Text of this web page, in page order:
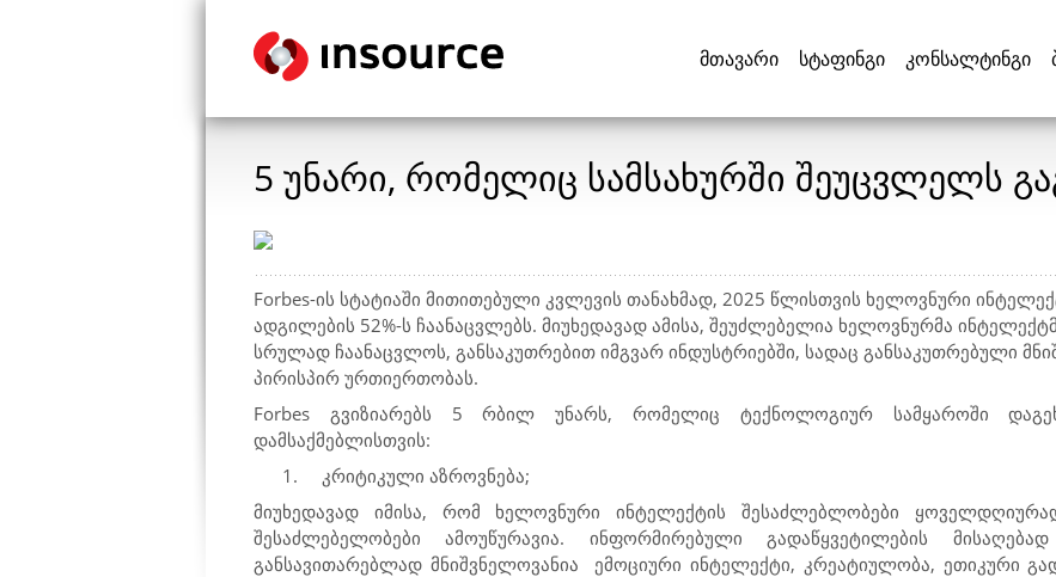
მთავარი სტაფინგი კონსალტინგი
5 უნარი, რომელიც სამსახურში შეუცვლელს
Forbes-ის სტატიაში მითითებული კვლევის თანახმად, 2025 წლისთვის ხელოვნური
ადგილების 52%-ს ჩაანაცვლებს. მიუხედავად ამისა, შეუძლებელია ხელოვნურმა
სრულად ჩაანაცვლოს, განსაკუთრებით იმგვარ ინდუსტრიებში, სადაც განსაკუთრებული
პირისპირ ურთიერთობას.
Forbes გვიზიარებს 5 რბილ უნარს, რომელიც ტექნოლოგიურ სამყაროში
დამსაქმებლისთვის:
1.
კრიტიკული აზროვნება;
მიუხედავად იმისა, რომ ხელოვნური ინტელექტის შესაძლებლობები ყოველდღიურად
შესაძლებელობები ამოუწურავია. ინფორმირებული გადაწყვეტილების
განსავითარებლად მნიშვნელოვანია
ემოციური ინტელექტი, კრეატიულობა, ეთიკური